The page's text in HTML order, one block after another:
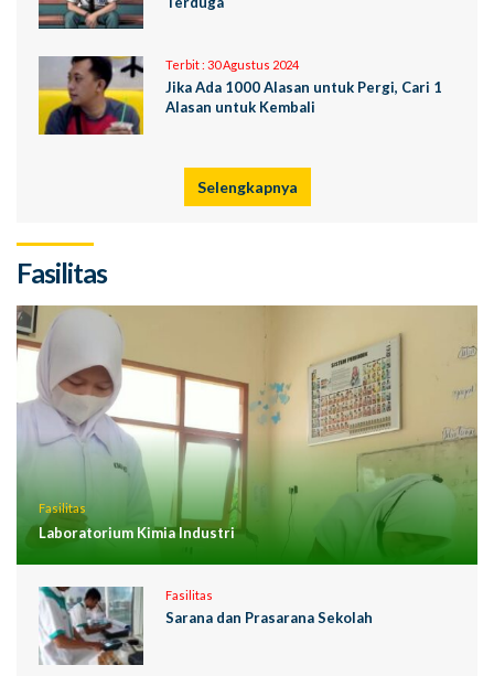
Terbit : 30 Agustus 2024
Jika Ada 1000 Alasan untuk Pergi, Cari 1
Alasan untuk Kembali
Selengkapnya
Fasilitas
Fasilitas
Laboratorium Kimia Industri
Fasilitas
Sarana dan Prasarana Sekolah